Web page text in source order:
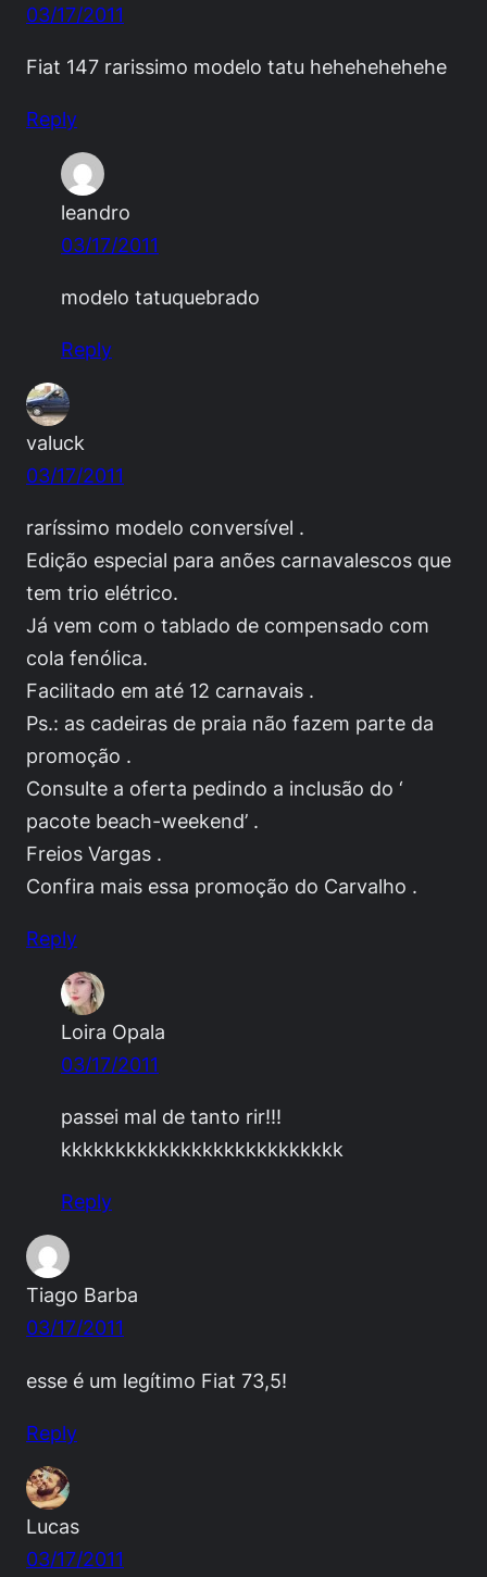
03/17/2011
Fiat 147 rarissimo modelo tatu hehehehehehe
Reply
leandro
03/17/2011
modelo tatuquebrado
Reply
valuck
03/17/2011
raríssimo modelo conversível .
Edição especial para anões carnavalescos que
tem trio elétrico.
Já vem com o tablado de compensado com
cola fenólica.
Facilitado em até 12 carnavais .
Ps.: as cadeiras de praia não fazem parte da
promoção .
Consulte a oferta pedindo a inclusão do ‘
pacote beach-weekend’ .
Freios Vargas .
Confira mais essa promoção do Carvalho .
Reply
Loira Opala
03/17/2011
passei mal de tanto rir!!!
kkkkkkkkkkkkkkkkkkkkkkkkkk
Reply
Tiago Barba
03/17/2011
esse é um legítimo Fiat 73,5!
Reply
Lucas
03/17/2011